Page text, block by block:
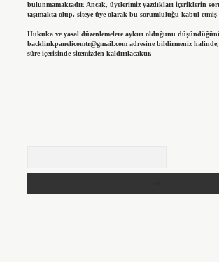
bulunmamaktadır. Ancak, üyelerimiz yazdıkları içeriklerin
taşımakta olup, siteye üye olarak bu sorumluluğu kabul etmiş
Hukuka ve yasal düzenlemelere aykırı olduğunu
backlinkpanelicomtr@gmail.comadresine bildirmeniz
süre içerisinde sitemizden kaldırılacaktır.